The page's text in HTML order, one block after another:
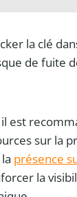
la clé
de fuite
est
sur la
présence
la